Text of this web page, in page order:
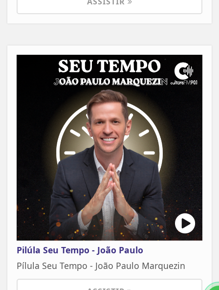
Pilúla Seu Tempo - João Paulo
Pílula Seu Tempo - João Paulo Marquezin